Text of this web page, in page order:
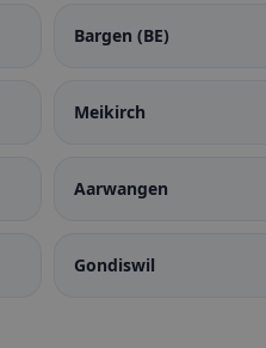
Bargen (BE)
Meikirch
Aarwangen
Gondiswil